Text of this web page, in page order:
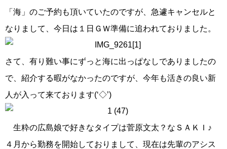
「海」のご予約も頂いていたのですが、急遽キャンセルと
なりまして、今日は１日ＧＷ準備に追われておりました。
さて、有り難い事にずっと海に出っぱなしでありましたの
で、紹介する暇がなかったのですが、今年も活きの良い新
人が入って来ております(‘◇’)ゞ
生粋の広島娘で好きなタイプは菅原文太？なＳＡＫＩ♪
４月から勤務を開始しておりまして、現在は先輩のアシス